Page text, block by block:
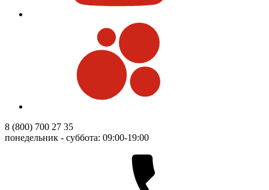
8 (800) 700 27 35
понедельник - суббота: 09:00-19:00